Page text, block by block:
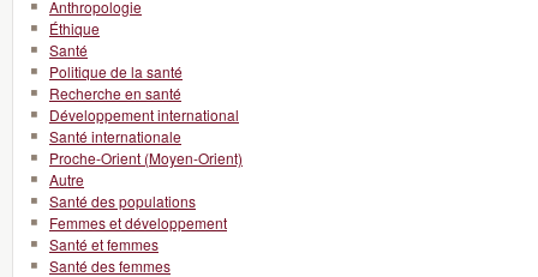
Anthropologie
Éthique
Santé
Politique de la santé
Recherche en santé
Développement international
Santé internationale
Proche-Orient (Moyen-Orient)
Autre
Santé des populations
Femmes et développement
Santé et femmes
Santé des femmes